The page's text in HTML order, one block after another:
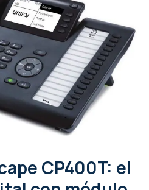
CP400T: el